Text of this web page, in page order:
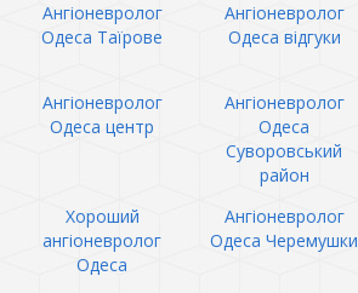
Ангіоневролог
Одеса Таїрове
Ангіоневролог
Одеса відгуки
Ангіоневролог
Одеса центр
Ангіоневролог
Одеса
Суворовський
район
Хороший
ангіоневролог
Одеса
Ангіоневролог
Одеса Черемушки